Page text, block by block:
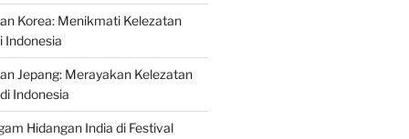
Korea: Menikmati Kelezatan
Indonesia
Jepang: Merayakan Kelezatan
Indonesia
Hidangan India di Festival